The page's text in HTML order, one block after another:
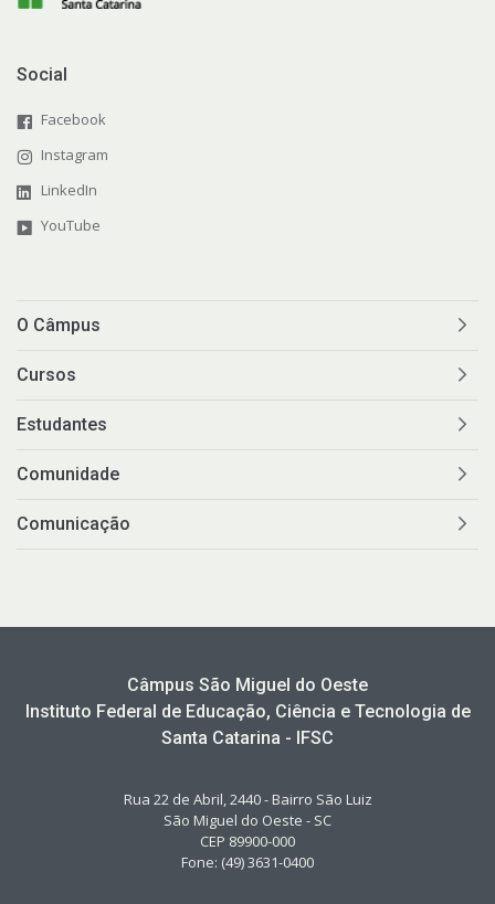
Social
Facebook
Instagram
LinkedIn
YouTube
O Câmpus
Cursos
Estudantes
Comunidade
Comunicação
Câmpus São Miguel do Oeste
Instituto Federal de Educação, Ciência e Tecnologia de
Santa Catarina - IFSC
Rua 22 de Abril, 2440 - Bairro São Luiz
São Miguel do Oeste - SC
CEP 89900-000
Fone: (49) 3631-0400